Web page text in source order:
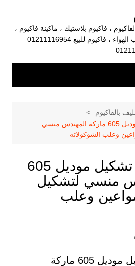
، فاكيوم بلاستيك ، ماكينة فاكيوم ،
ماكينة فاكيوم تغليف وسحب الهواء ، فاكيوم للبيع 01211116954 –
بالفاكيوم
ماكينة فاكيوم تشكيل موديل 605 ماركة المهندس منسي
وعلب الشوكولاته
ماكينة فاكيوم تشكيل موديل 605
منسي لتشكيل
وعلب
ماكينة فاكيوم تشكيل موديل 605 ماركة